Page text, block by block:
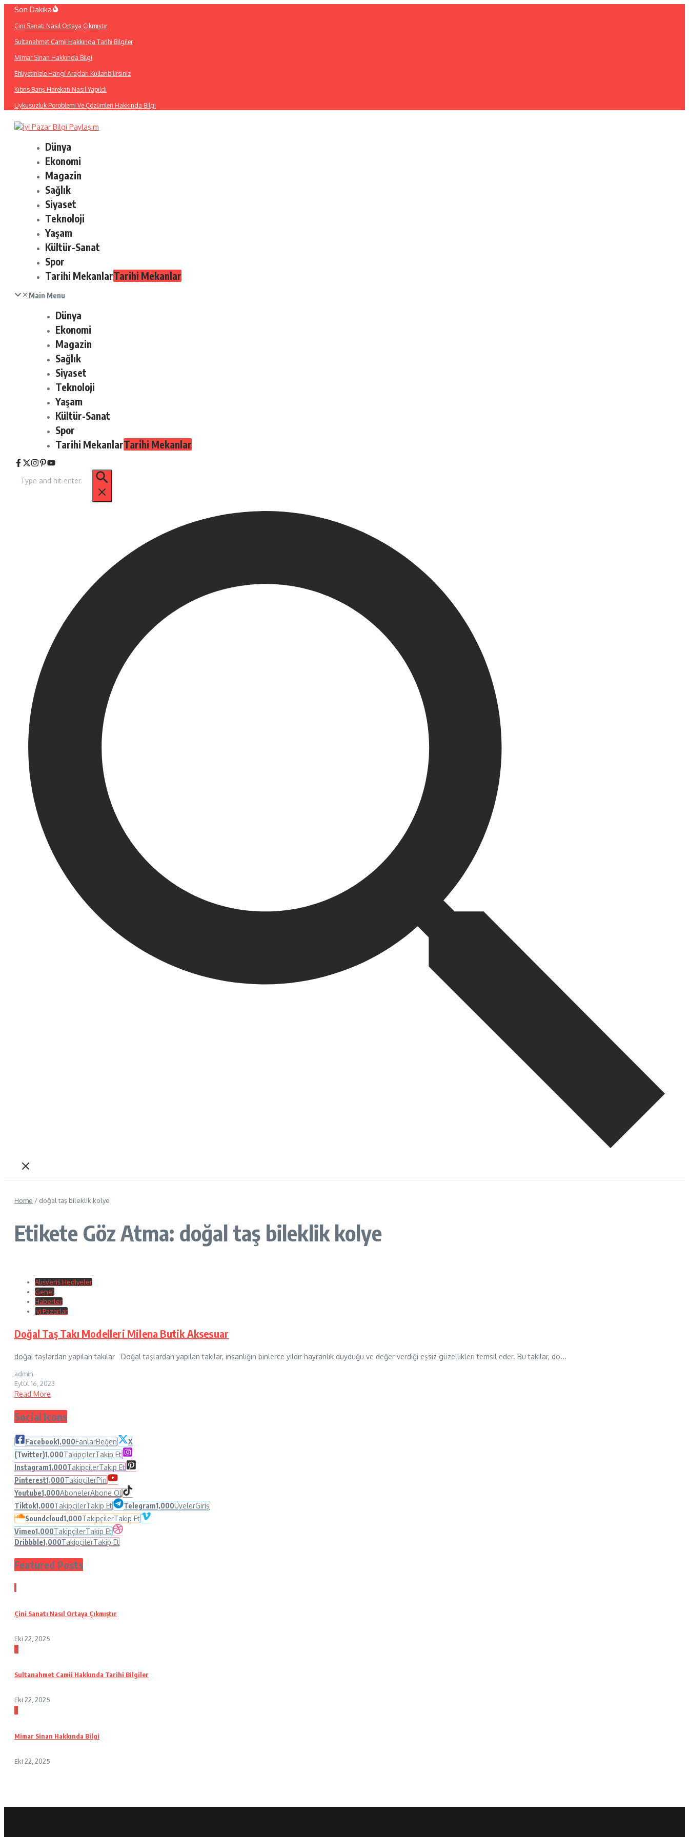
İçeriğe
Son Dakika
Çini Sanatı Nasıl Ortaya Çıkmıştır
Sultanahmet Camii Hakkında Tarihi Bilgiler
Mimar Sinan Hakkında Bilgi
Ehliyetinizle Hangi Araçları Kullanbilirsiniz
Kıbrıs Barış Harekatı Nasıl Yapıldı
Uykusuzluk Poroblemi Ve Çözümleri Hakkında Bilgi
Dünya
Ekonomi
Magazin
Sağlık
Siyaset
Teknoloji
Yaşam
Kültür-Sanat
Spor
Tarihi MekanlarTarihi Mekanlar
Main Menu
Dünya
Ekonomi
Magazin
Sağlık
Siyaset
Teknoloji
Yaşam
Kültür-Sanat
Spor
Tarihi MekanlarTarihi Mekanlar
Home / doğal taş bileklik kolye
Etikete Göz Atma: doğal taş bileklik kolye
Alışveriş Hediyeler
Genel
Haberler
İyi Pazarlar
Doğal Taş Takı Modelleri Milena Butik Aksesuar
doğal taşlardan yapılan takılar Doğal taşlardan yapılan takılar, insanlığın binlerce yıldır hayranlık duyduğu ve değer verdiği eşsiz güzellikleri temsil eder. Bu takılar, do...
admin
Eylül 16, 2023
Read More
Social Icons
Facebook1,000FanlarBeğen
X
(Twitter)1,000TakipçilerTakip Et
Instagram1,000TakipçilerTakip Et
Pinterest1,000TakipçilerPin
Youtube1,000AbonelerAbone Ol
Tiktok1,000TakipçilerTakip Et Telegram1,000ÜyelerGiriş
Soundcloud1,000TakipçilerTakip Et
Vimeo1,000TakipçilerTakip Et
Dribbble1,000TakipçilerTakip Et
Featured Posts
1
Çini Sanatı Nasıl Ortaya Çıkmıştır
Eki 22, 2025
2
Sultanahmet Camii Hakkında Tarihi Bilgiler
Eki 22, 2025
3
Mimar Sinan Hakkında Bilgi
Eki 22, 2025